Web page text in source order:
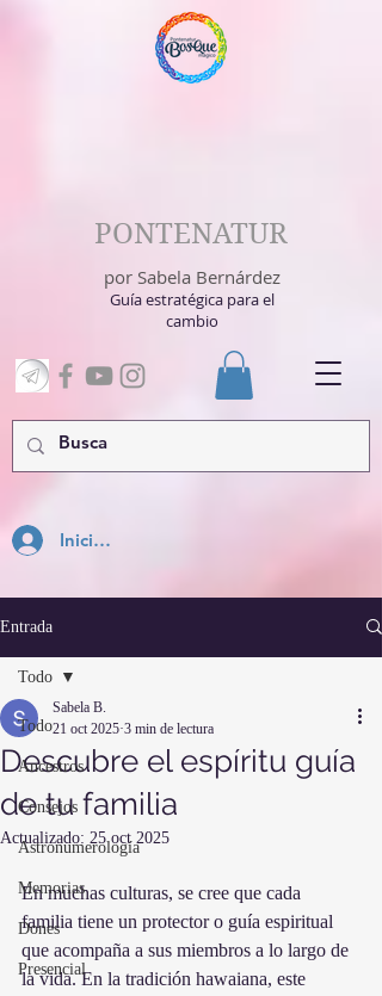
Inicia Sesión
PONTENATUR
por Sabela Bernárdez
Guía estratégica para el
cambio
Entrada
Todo
Ancestros
Consejos
Astronumerología
Memorias
Dones
Presencial
Todo
Descubre el espíritu guía
de tu familia
Sabela B.
21 oct 2025 3 min de lectura
Actualizado: 25 oct 2025
En muchas culturas, se cree que cada
familia tiene un protector o guía espiritual
que acompaña a sus miembros a lo largo de
la vida. En la tradición hawaiana, este